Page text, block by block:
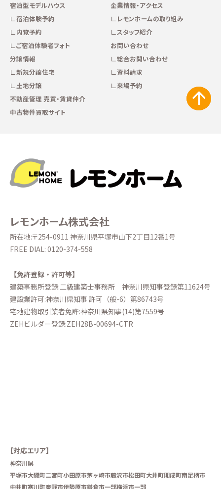
宿泊型モデルハウス
宿泊体験予約
内覧予約
ご宿泊体験者フォト
分譲情報
新規分譲住宅
土地分譲
不動産管理 売買・賃貸仲介
中古物件買取サイト
企業情報・アクセス
レモンホームの取り組み
スタッフ紹介
お問い合わせ
総合お問い合わせ
資料請求
来場予約
レモンホーム株式会社
所在地:〒254-0911 神奈川県平塚市山下2丁目12番1号
FREE DIAL: 0120-374-558
【免許登録・許可等】
建築事務所登録:二級建築士事務所 神奈川県知事登録第11624号
建設業許可:神奈川県知事 許可（般-6）第86743号
宅地建物取引業者免許:神奈川県知事(14)第7559号
ZEHビルダー登録:ZEH28B-00694-CTR
【対応エリア】
神奈川県
平塚市大磯町二宮町小田原市茅ヶ崎市藤沢市松田町大井町開成町南足柄市
中井町寒川町秦野市伊勢原市鎌倉市一部横浜市一部